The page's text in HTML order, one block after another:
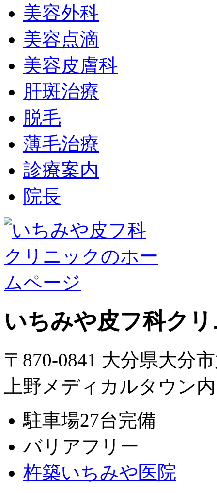
美容外科
美容点滴
美容皮膚科
肝斑治療
脱毛
薄毛治療
診療案内
院長
いちみや皮フ科ク
〒870-0841 大分県大分
上野メディカルタウン内
駐車場27台完備
バリアフリー
杵築いちみや医院